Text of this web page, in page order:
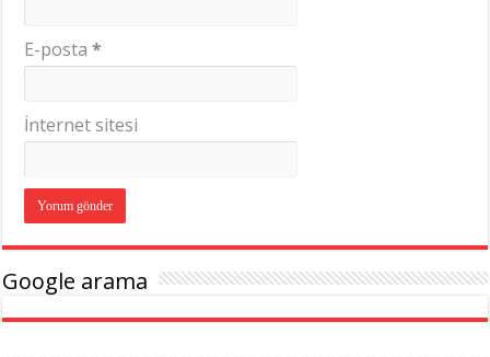
E-posta*
İnternet sitesi
Google arama